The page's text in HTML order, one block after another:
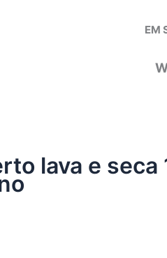
EM
lava e